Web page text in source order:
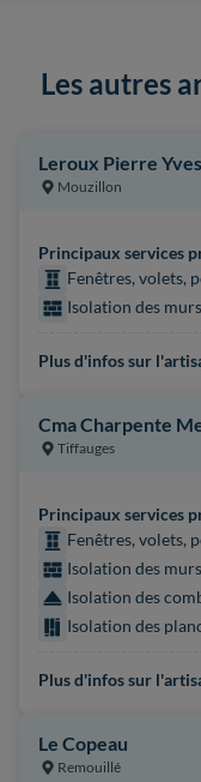
Les autres
Leroux Pierre Yves
Mouzillon
Principaux services
Fenêtres, volets,
Isolation des
Plus d'infos sur
Cma Charpente
Tiffauges
Principaux services
Fenêtres, volets,
Isolation des
Isolation des
Isolation des
Plus d'infos sur
Le Copeau
Remouillé